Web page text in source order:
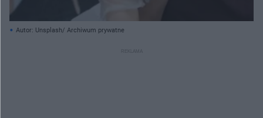
Autor: Unsplash/ Archiwum prywatne